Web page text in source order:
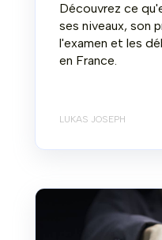
Découvrez ce
ses niveaux, son
l'examen et les
en France.
LUKAS JOSEPH